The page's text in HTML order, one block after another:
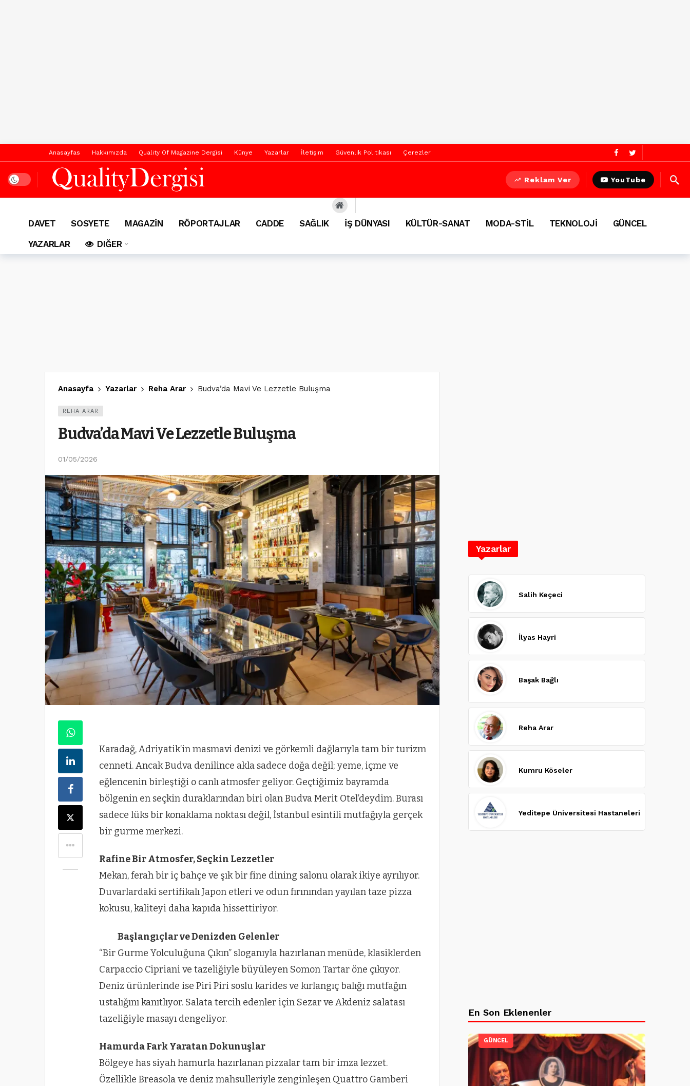
Anasayfas Hakkımızda Quality Of Magazine Dergisi Künye Yazarlar İletişim Güvenlik Politikası Çerezler
Dark mode Reklam Ver YouTube
DAVET SOSYETE MAGAZİN RÖPORTAJLAR CADDE SAĞLIK İŞ DÜNYASI KÜLTÜR-SANAT MODA-STİL TEKNOLOJİ
GÜNCEL
YAZARLAR
DIĞER
Anasayfa Yazarlar Reha Arar Budva’da Mavi Ve Lezzetle Buluşma
REHA ARAR
Budva’da Mavi Ve Lezzetle Buluşma
01/05/2026
Karadağ, Adriyatik’in masmavi denizi ve görkemli dağlarıyla tam bir turizm
cenneti. Ancak Budva denilince akla sadece doğa değil; yeme, içme ve
eğlencenin birleştiği o canlı atmosfer geliyor. Geçtiğimiz bayramda
bölgenin en seçkin duraklarından biri olan Budva Merit Otel’deydim. Burası
sadece lüks bir konaklama noktası değil, İstanbul esintili mutfağıyla gerçek
bir gurme merkezi.
Rafine Bir Atmosfer, Seçkin Lezzetler
Mekan, ferah bir iç bahçe ve şık bir fine dining salonu olarak ikiye ayrılıyor.
Duvarlardaki sertifikalı Japon etleri ve odun fırınından yayılan taze pizza
kokusu, kaliteyi daha kapıda hissettiriyor.
Başlangıçlar ve Denizden Gelenler
“Bir Gurme Yolculuğuna Çıkın” sloganıyla hazırlanan menüde, klasiklerden
Carpaccio Cipriani ve tazeliğiyle büyüleyen Somon Tartar öne çıkıyor.
Deniz ürünlerinde ise Piri Piri soslu karides ve kırlangıç balığı mutfağın
ustalığını kanıtlıyor. Salata tercih edenler için Sezar ve Akdeniz salatası
tazeliğiyle masayı dengeliyor.
Hamurda Fark Yaratan Dokunuşlar
Bölgeye has siyah hamurla hazırlanan pizzalar tam bir imza lezzet.
Özellikle Breasola ve deniz mahsulleriyle zenginleşen Quattro Gamberi
Yazarlar
Salih Keçeci
İlyas Hayri
Başak Bağlı
Reha Arar
Kumru Köseler
Yeditepe Üniversitesi Hastaneleri
En Son Eklenenler
GÜNCEL